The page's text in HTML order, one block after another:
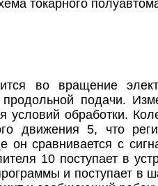
во вращение
подачи.
условий обработки.
движения 5, что
он сравнивается с
10 поступает в
и поступает в